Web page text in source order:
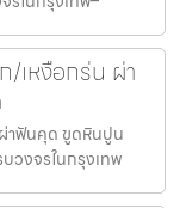
เหงือกร่น ผ่า
าฟันคุด ขูดหินปูน
งจรในกรุงเทพ